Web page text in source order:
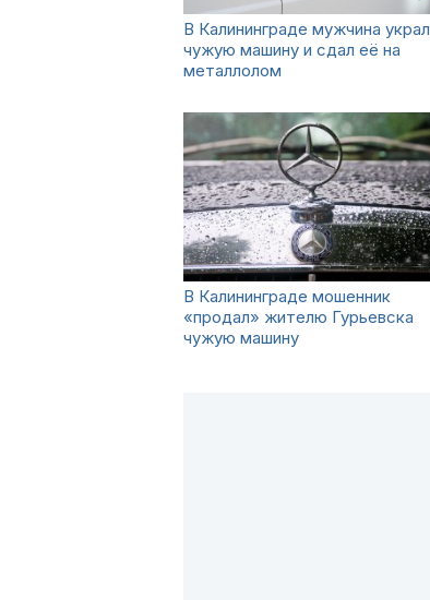
В Калининграде мужчина украл
чужую машину и сдал её на
металлолом
В Калининграде мошенник
«продал» жителю Гурьевска
чужую машину